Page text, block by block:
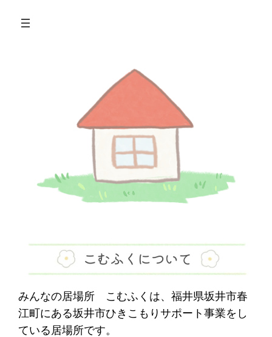
みんなの居場所 こむふくは、福井県坂井市春
江町にある坂井市ひきこもりサポート事業をし
ている居場所です。